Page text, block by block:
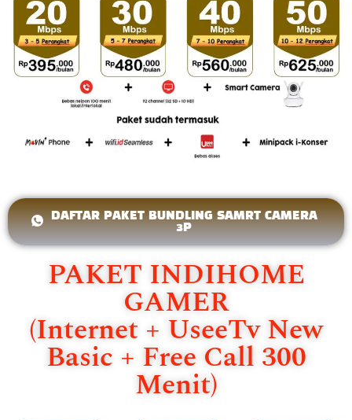
DAFTAR PAKET BUNDLING SAMRT CAMERA
3P
PAKET INDIHOME
GAMER
(Internet + UseeTv New
Basic + Free Call 300
Menit)